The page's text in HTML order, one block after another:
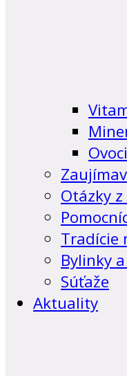
Otázky
Tradície
Bylinky
Súťaže
Aktuality